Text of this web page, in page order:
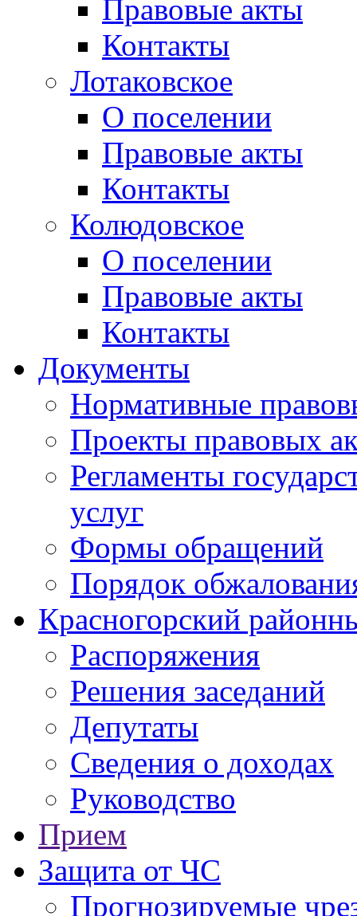
Правовые акты
Контакты
Лотаковское
О поселении
Правовые акты
Контакты
Колюдовское
О поселении
Правовые акты
Контакты
Документы
Нормативные
Проекты правовых
Регламенты
услуг
Формы обращений
Порядок
Красногорский
Распоряжения
Решения заседаний
Депутаты
Сведения о доходах
Руководство
Прием
Защита от ЧС
Прогнозируемые